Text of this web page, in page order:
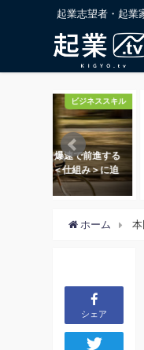
起業志望者・起業
ビジネススキル
とは？ 爆速で前進する
ムワークの＜仕組み＞に迫
ホーム 本
シェア